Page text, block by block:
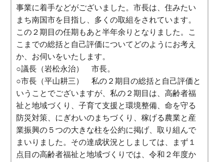
事業に着手などがございました。市長は、住みたい
まち南国市を目指し、多くの取組をされています。
この２期目の任期もあと半年余りとなりました。こ
こまでの総括と自己評価についてどのようにお考え
か、お伺いをいたします。
○議長（岩松永治） 市長。
○市長（平山耕三） 私の２期目の総括と自己評価と
いうことでございますが、私の２期目は、高齢者福
祉と地域づくり、子育て支援と環境整備、命を守る
防災対策、にぎわいのまちづくり、稼げる農業と産
業振興の５つの大きな柱を公約に掲げ、取り組んで
まいりました。その達成状況としましては、まず１
点目の高齢者福祉と地域づくりでは、令和２年度か